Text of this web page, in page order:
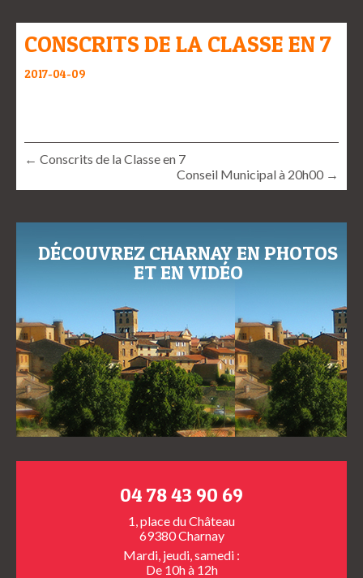
CONSCRITS DE LA CLASSE EN 7
2017-04-09
← Conscrits de la Classe en 7
Conseil Municipal à 20h00 →
DÉCOUVREZ CHARNAY EN PHOTOS
ET EN VIDÉO
04 78 43 90 69
1, place du Château
69380 Charnay
Mardi, jeudi, samedi :
De 10h à 12h